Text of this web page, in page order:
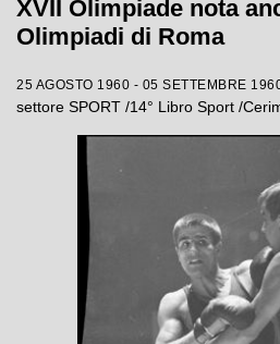
XVII Olimpiade nota
Olimpiadi di Roma
25 AGOSTO 1960 - 05 SETTEMBRE
settore SPORT /14° Libro Sport /